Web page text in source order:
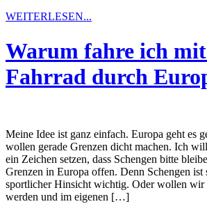
WEITERLESEN...
Warum fahre ich
Fahrrad durch
Meine Idee ist ganz einfach. Europa geht es
wollen gerade Grenzen dicht machen. Ich
ein Zeichen setzen, dass Schengen bitte
Grenzen in Europa offen. Denn Schengen ist
sportlicher Hinsicht wichtig. Oder wollen wir
werden und im eigenen […]